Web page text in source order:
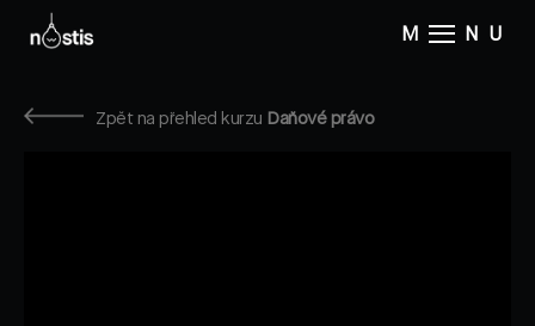
M NU
Zpět na přehled kurzu Daňové právo